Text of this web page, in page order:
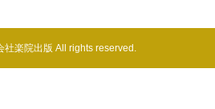
社楽院出版 All rights reserved.